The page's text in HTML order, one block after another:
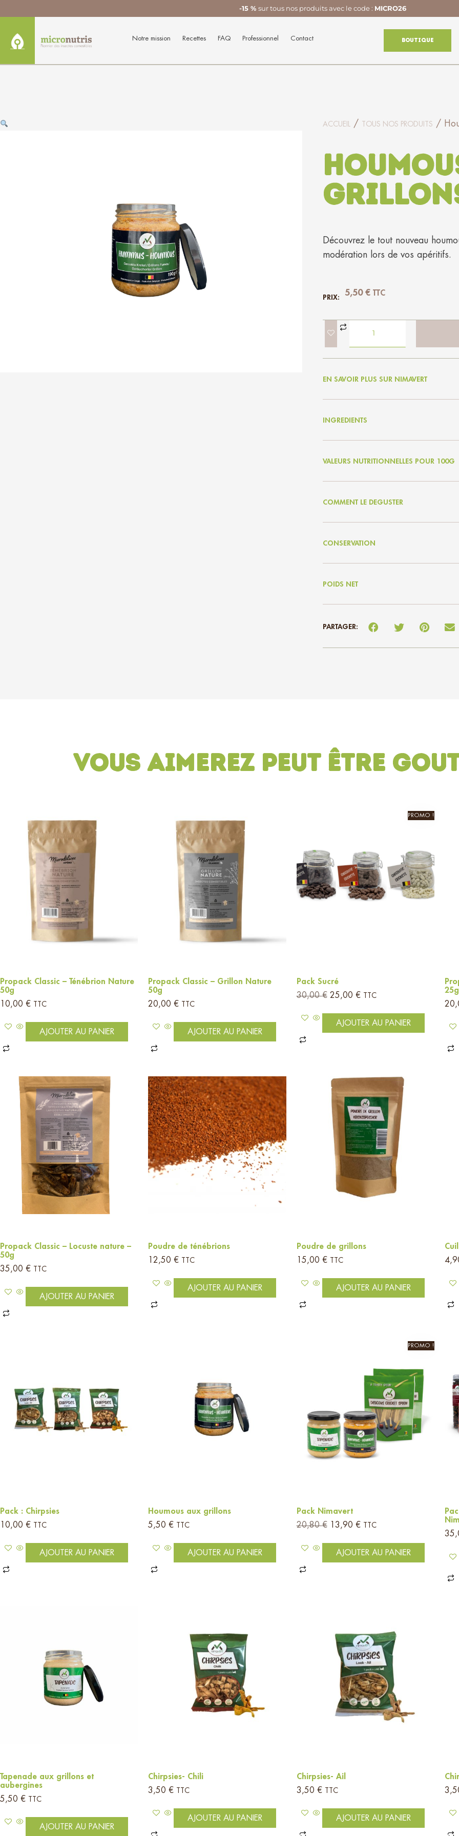
-15 % sur tous nos produits avec le code : MICRO26
Notre mission Recettes FAQ Professionnel Contact Boutique
ACCUEIL / TOUS NOS PRODUITS /
Découvrez le tout nouveau
modération lors de vos apéritifs.
PRIX:
5,50 € TTC
EN SAVOIR PLUS SUR NIMAVERT
INGREDIENTS
VALEURS NUTRITIONNELLES POUR 100G
COMMENT LE DEGUSTER
CONSERVATION
POIDS NET
PARTAGER:
Vous aimerez peut être
Propack Classic – Ténébrion Nature
50g
10,00 € TTC
AJOUTER AU PANIER
Propack Classic – Grillon Nature
50g
20,00€ TTC
AJOUTER AU PANIER
PROMO !
Pack Sucré
30,00€ 25,00 € TTC
AJOUTER AU PANIER
25g
Propack Classic – Locuste nature –
50g
35,00 € TTC
AJOUTER AU PANIER
Poudre de ténébrions
12,50€ TTC
AJOUTER AU PANIER
Poudre de grillons
15,00 € TTC
AJOUTER AU PANIER
Pack : Chirpsies
10,00 € TTC
AJOUTER AU PANIER
Houmous aux grillons
5,50€ TTC
AJOUTER AU PANIER
PROMO !
Pack Nimavert
20,80€ 13,90 € TTC
AJOUTER AU PANIER
Tapenade aux grillons et
aubergines
5,50 € TTC
AJOUTER AU PANIER
Chirpsies- Chili
3,50€ TTC
AJOUTER AU PANIER
Chirpsies- Ail
3,50 € TTC
AJOUTER AU PANIER